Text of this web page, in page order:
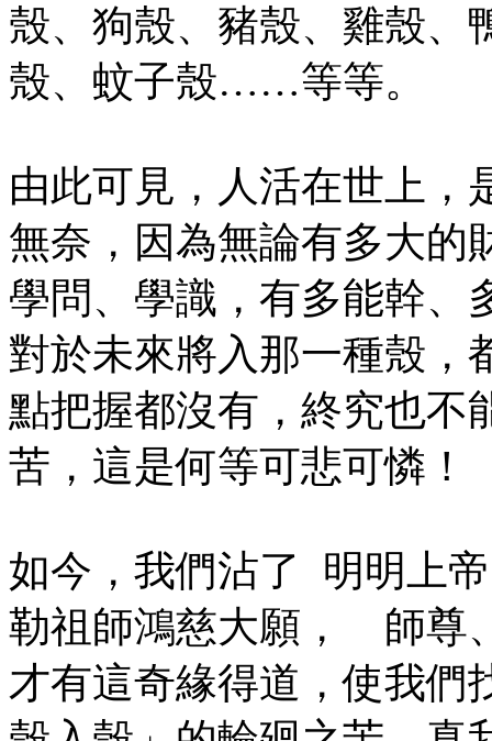
殼、狗殼、豬殼、雞殼、
殼、蚊子殼……等等。
由此可見，人活在世上，
無奈，因為無論有多大的
學問、學識，有多能幹、
對於未來將入那一種殼，
點把握都沒有，終究也不
苦，這是何等可悲可憐！
如今，我們沾了 明明上
勒祖師鴻慈大願， 師尊
才有這奇緣得道，使我們